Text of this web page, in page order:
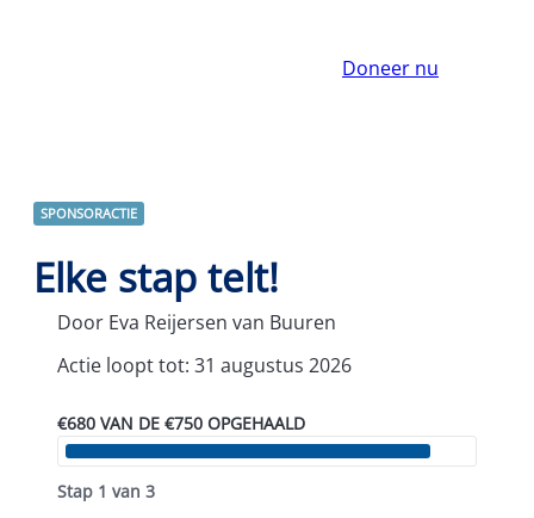
Doneer nu
SPONSORACTIE
Elke stap telt!
Door Eva Reijersen van Buuren
Actie loopt tot: 31 augustus 2026
€680 VAN DE €750 OPGEHAALD
Stap 1 van 3